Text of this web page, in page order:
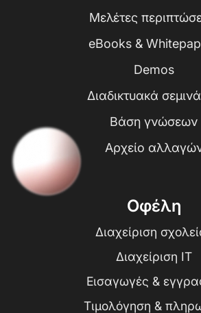
Μελέτες
eBooks &
Demos
Διαδικτυακά
Βάση γνώσεων
Αρχείο
Οφέλη
Διαχείριση
Διαχείριση IT
Εισαγωγές &
Τιμολόγηση &